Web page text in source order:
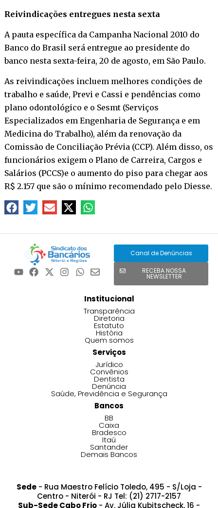
Reivindicações entregues nesta sexta
A pauta específica da Campanha Nacional 2010 do
Banco do Brasil será entregue ao presidente do
banco nesta sexta-feira, 20 de agosto, em São Paulo.
As reivindicações incluem melhores condições de
trabalho e saúde, Previ e Cassi e pendências como
plano odontológico e o Sesmt (Serviços
Especializados em Engenharia de Segurança e em
Medicina do Trabalho), além da renovação da
Comissão de Conciliação Prévia (CCP). Além disso, os
funcionários exigem o Plano de Carreira, Cargos e
Salários (PCCS)e o aumento do piso para chegar aos
R$ 2.157 que são o mínimo recomendado pelo Diesse.
Canal de Denúncias
RECEBA NOSSA
NEWSLETTER
Institucional
Transparência
Diretoria
Estatuto
História
Quem somos
Serviços
Jurídico
Convênios
Dentista
Denúncia
Saúde, Previdência e Segurança
Bancos
BB
Caixa
Bradesco
Itaú
Santander
Demais Bancos
Sede- Rua Maestro Felício Toledo, 495 - S/Loja -
Centro - Niterói - RJ Tel: (21) 2717-2157
Sub-Sede Cabo Frio - Av. Júlia Kubitscheck, 16 -